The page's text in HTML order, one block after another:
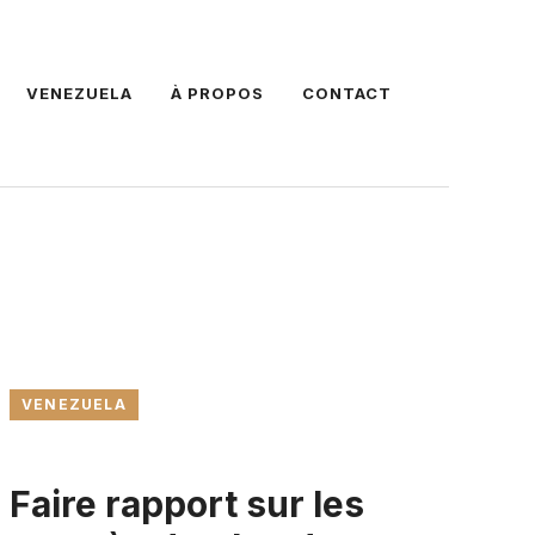
VENEZUELA À PROPOS CONTACT
VENEZUELA
Faire rapport sur les